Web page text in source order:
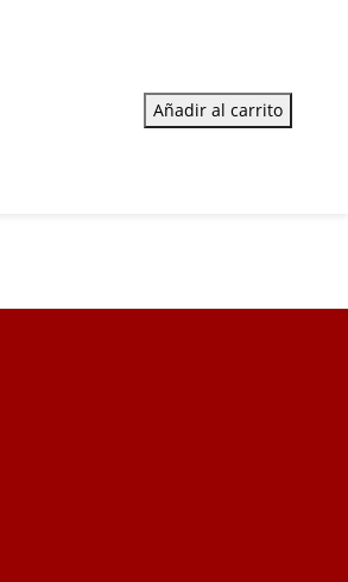
Añadir al carrito